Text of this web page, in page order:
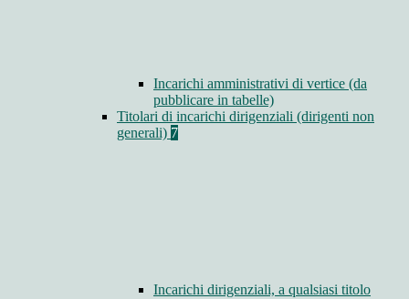
Incarichi amministrativi di vertice (da
pubblicare in tabelle)
Titolari di incarichi dirigenziali (dirigenti non
generali) 7
Incarichi dirigenziali, a qualsiasi titolo